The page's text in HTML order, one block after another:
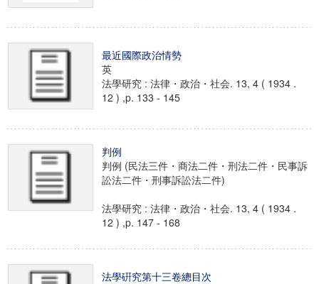
最近國際政治情勢
英
法學研究 : 法律・政治・社会. 13, 4 ( 1934 .
12 ) ,p. 133 - 145
判例
判例 (民法三件・商法二件・刑法二件・民事訴
訟法二件・刑事訴訟法二件)
法學研究 : 法律・政治・社会. 13, 4 ( 1934 .
12 ) ,p. 147 - 168
法學硏究第十三卷總目次